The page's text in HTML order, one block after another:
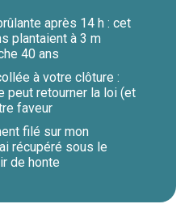
après 14 h : cet
plantaient à 3 m
40 ans
à votre clôture :
peut retourner la loi (et
faveur
filé sur mon
récupéré sous le
de honte